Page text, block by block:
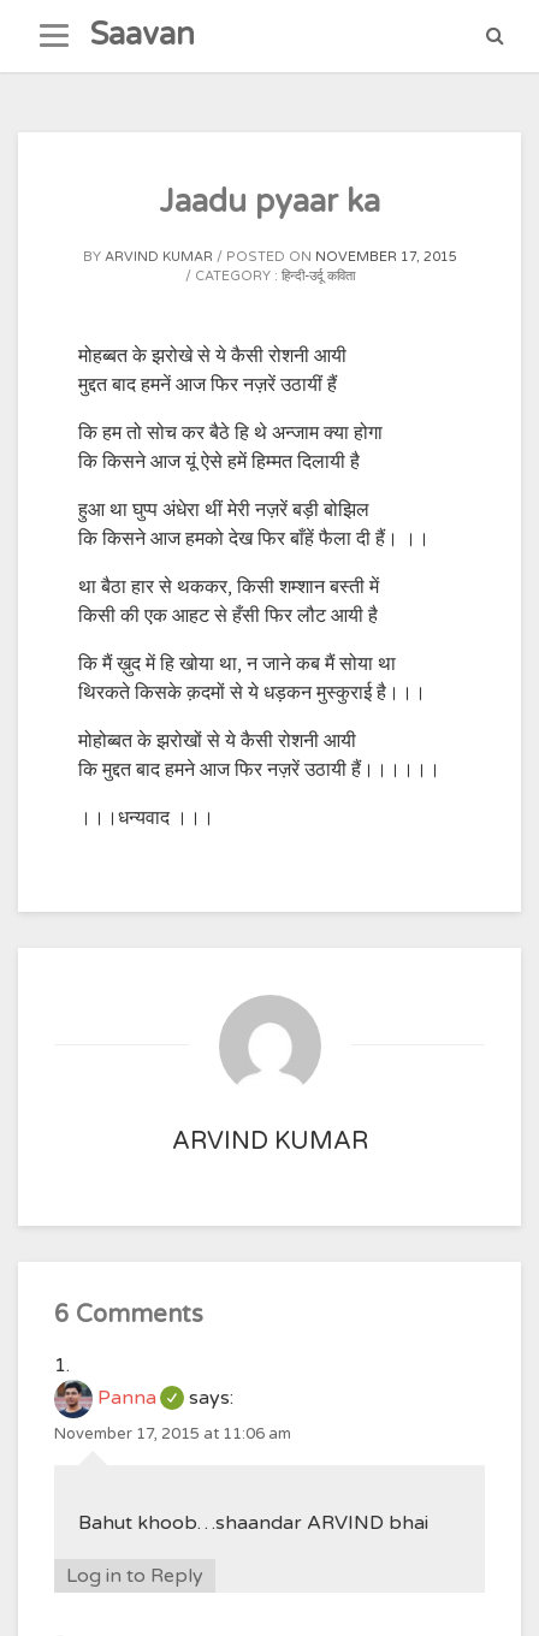
content
Saavan
Jaadu pyaar ka
BY ARVIND KUMAR POSTED ON NOVEMBER 17, 2015
CATEGORY : हिन्दी-उर्दू कविता
मोहब्बत के झरोखे से ये कैसी रोशनी आयी
मुद्दत बाद हमनें आज फिर नज़रें उठायीं हैं
कि हम तो सोच कर बैठे हि थे अन्जाम क्या होगा
कि किसने आज यूं ऐसे हमें हिम्मत दिलायी है
हुआ था घुप्प अंधेरा थीं मेरी नज़रें बड़ी बोझिल
कि किसने आज हमको देख फिर बाँहें फैला दी हैं। ।।
था बैठा हार से थककर, किसी शम्शान बस्ती में
किसी की एक आहट से हँसी फिर लौट आयी है
कि मैं ख़ुद में हि खोया था, न जाने कब मैं सोया था
थिरकते किसके क़दमों से ये धड़कन मुस्कुराई है।।।
मोहोब्बत के झरोखों से ये कैसी रोशनी आयी
कि मुद्दत बाद हमने आज फिर नज़रें उठायी हैं।।।।।।
।।।धन्यवाद ।।।
ARVIND KUMAR
6 Comments
Panna says:
November 17, 2015 at 11:06 am
Bahut khoob…shaandar ARVIND bhai
Log in to Reply